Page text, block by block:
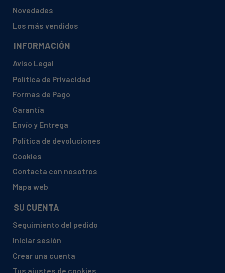
Novedades
Los más vendidos
INFORMACIÓN
Aviso Legal
Política de Privacidad
Formas de Pago
Garantía
Envío y Entrega
Política de devoluciones
Cookies
Contacta con nosotros
Mapa web
SU CUENTA
Seguimiento del pedido
Iniciar sesión
Crear una cuenta
Tus ajustes de cookies